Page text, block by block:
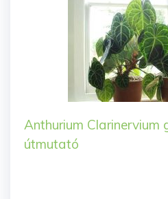
Anthurium Clarinervium
útmutató